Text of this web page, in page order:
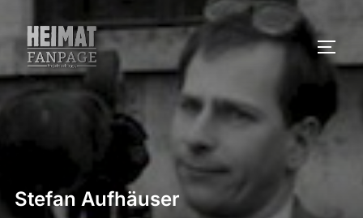
Inhalt
springen
Stefan Aufhäuser